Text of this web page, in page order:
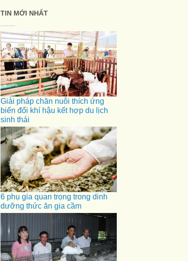
TIN MỚI NHẤT
Giải pháp chăn nuôi thích ứng
biến đổi khí hậu kết hợp du lịch
sinh thái
6 phụ gia quan trọng trong dinh
dưỡng thức ăn gia cầm